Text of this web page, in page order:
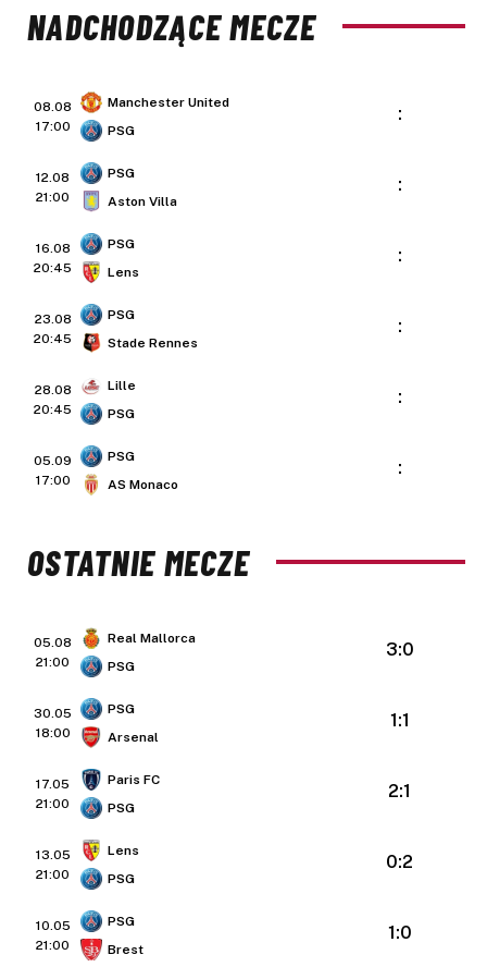
NADCHODZĄCE MECZE
08.08
17:00
Manchester United
PSG
:
12.08
21:00
PSG
Aston Villa
:
16.08
20:45
PSG
Lens
:
23.08
20:45
PSG
Stade Rennes
:
28.08
20:45
Lille
PSG
:
05.09
17:00
PSG
AS Monaco
:
OSTATNIE MECZE
05.08
21:00
Real Mallorca
PSG
3:0
30.05
18:00
PSG
Arsenal
1:1
17.05
21:00
Paris FC
PSG
2:1
13.05
21:00
Lens
PSG
0:2
10.05
21:00
PSG
Brest
1:0